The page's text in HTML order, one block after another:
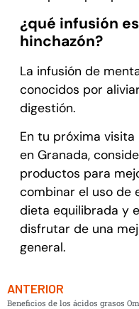
¿qué infusión
hinchazón?
La infusión de
conocidos por
digestión.
En tu próxima
en Granada,
productos para
combinar el uso de
dieta equilibrada y
disfrutar de una
general.
ANTERIOR